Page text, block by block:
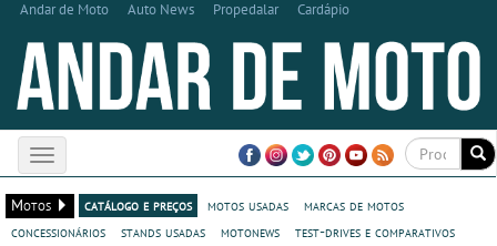
Andar de Moto Auto News Propedalar Cardápio
Toggle
navigation
Motos
catálogo e preços motos usadas
marcas de motos
concessionários
stands usadas motonews
test-drives e comparativos